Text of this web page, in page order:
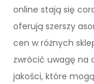
online stają się
oferują szerszy
cen w różnych
zwrócić uwagę na
jakości, które